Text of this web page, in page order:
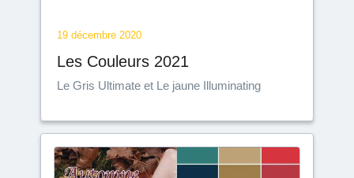
19 décembre 2020
Les Couleurs 2021
Le Gris Ultimate et Le jaune Illuminating